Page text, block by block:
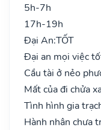
5h-7h
17h-19h
Đại An:TỐT
Đại an mọi việc
Cầu tài ở nẻo
Mất của đi chửa
Tình hình gia
Hành nhân chưa